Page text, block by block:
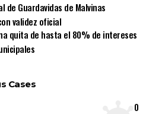
de Guardavidas de Malvinas
validez oficial
quita de hasta el 80% de intereses
Cases
0